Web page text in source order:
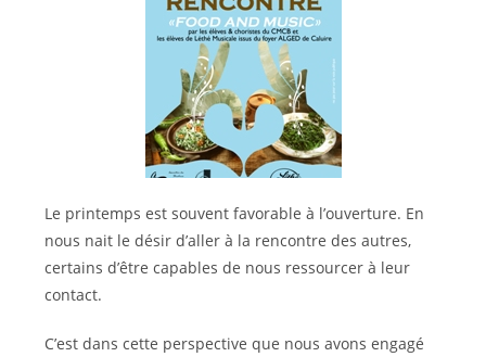
Le printemps est souvent favorable à l’ouverture. En
nous nait le désir d’aller à la rencontre des autres,
certains d’être capables de nous ressourcer à leur
contact.
C’est dans cette perspective que nous avons engagé